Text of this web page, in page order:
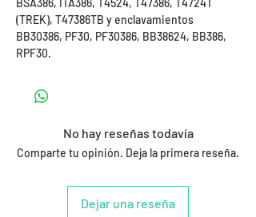
BSA386, ITA386, T4524, T47386, T4724T
(TREK), T47386TB y enclavamientos
BB30386, PF30, PF30386, BB38624, BB386,
RPF30.
No hay reseñas todavía
Comparte tu opinión. Deja la primera reseña.
Dejar una reseña